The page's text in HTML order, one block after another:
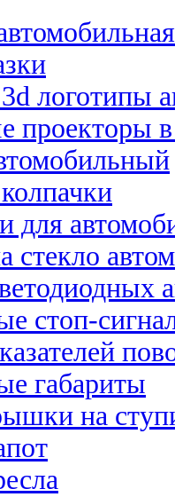
логотипы
проекторы
для
стекло
стоп-
габариты
на